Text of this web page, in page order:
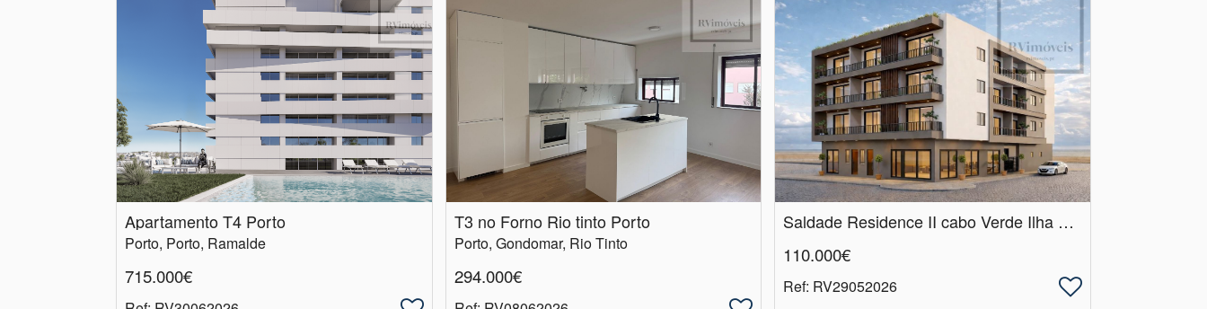
Apartamento T4 Porto
Porto, Porto, Ramalde
715.000€
T3 no Forno Rio tinto Porto
Porto, Gondomar, Rio Tinto
294.000€
Saldade Residence II cabo Verde Ilha do Sal Santa Maria T0 T1
110.000€
Ref: RV29052026